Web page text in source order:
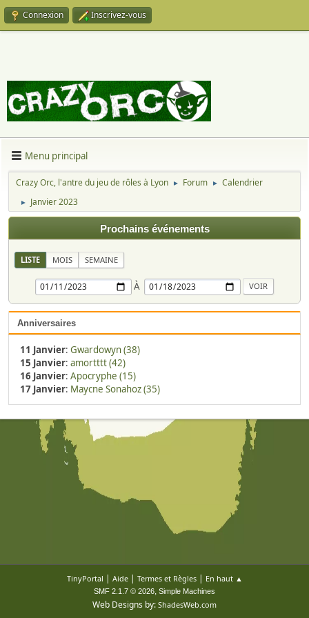
Connexion Inscrivez-vous
Menu principal
Crazy Orc, l'antre du jeu de rôles à Lyon ► Forum ► Calendrier
► Janvier 2023
Prochains événements
LISTE MOIS SEMAINE
À
Anniversaires
11 Janvier: Gwardowyn (38)
15 Janvier: amortttt (42)
16 Janvier: Apocryphe (15)
17 Janvier: Maycne Sonahoz (35)
TinyPortal | Aide| Termes et Règles| En haut ▲
SMF 2.1.7 © 2026, Simple Machines
Web Designs by: ShadesWeb.com